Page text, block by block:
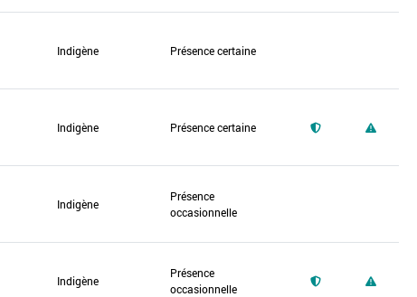
Indigène Présence certaine
Indigène Présence certaine
Indigène
Présence
occasionnelle
Indigène
Présence
occasionnelle